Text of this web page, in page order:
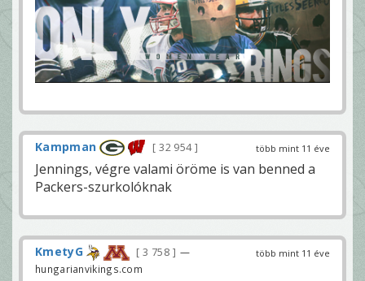
több mint 11 éve
Kampman 32 954
Jennings, végre valami öröme is van benned a
Packers-szurkolóknak
több mint 11 éve
KmetyG 3 758
—
hungarianvikings.com